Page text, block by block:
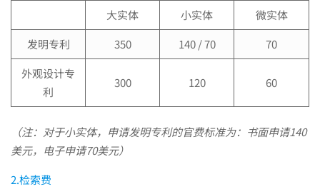
文
速
查
你
大实体 小实体
微实体
发明专利
350 140 / 70
70
外观设计专
利
300 120 60
（注：对于小实体，申请发明专利的官费标准为：书面申请140
美元，电子申请70美元）
2.检索费